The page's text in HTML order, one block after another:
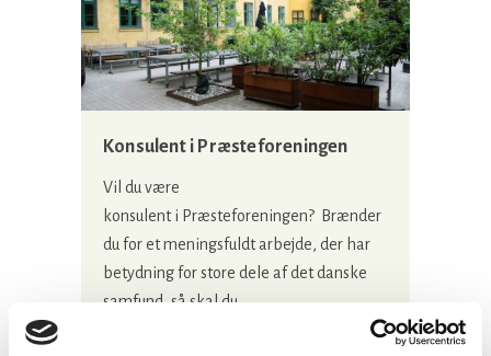
Konsulent i Præsteforeningen
Vil du være
konsulent i Præsteforeningen? Brænder
du for et meningsfuldt arbejde, der har
betydning for store dele af det danske
samfund, så skal du ...